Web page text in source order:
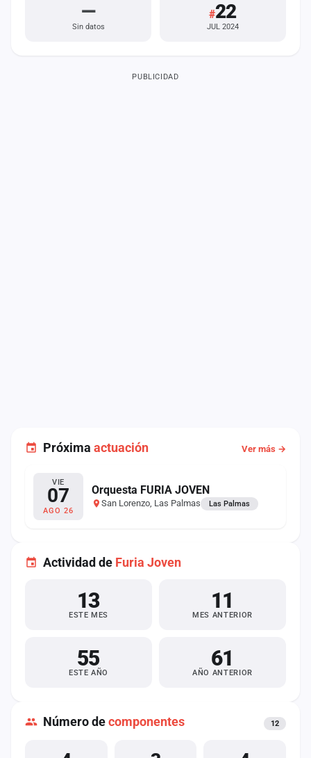
Próxima actuación Ver más →
VIE
07
AGO 26
Orquesta FURIA JOVEN
San Lorenzo, Las Palmas Las Palmas
Actividad de Furia Joven
13
ESTE MES
11
MES ANTERIOR
55
ESTE AÑO
61
AÑO ANTERIOR
Número decomponentes 12
—
Sin datos
#22
JUL 2024
PUBLICIDAD